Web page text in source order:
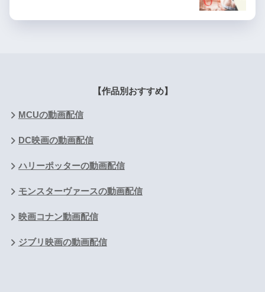
【作品別おすすめ】
MCUの動画配信
DC映画の動画配信
ハリーポッターの動画配信
モンスターヴァースの動画配信
映画コナン動画配信
ジブリ映画の動画配信